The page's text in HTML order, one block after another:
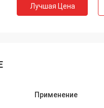
Лучшая Цена
Применение